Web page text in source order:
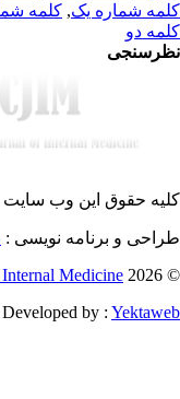
شماره یک,کلمه
دو
حقوق این وب سایت
و برنامه نویسی :
©
Internal Medicine
Developed by :